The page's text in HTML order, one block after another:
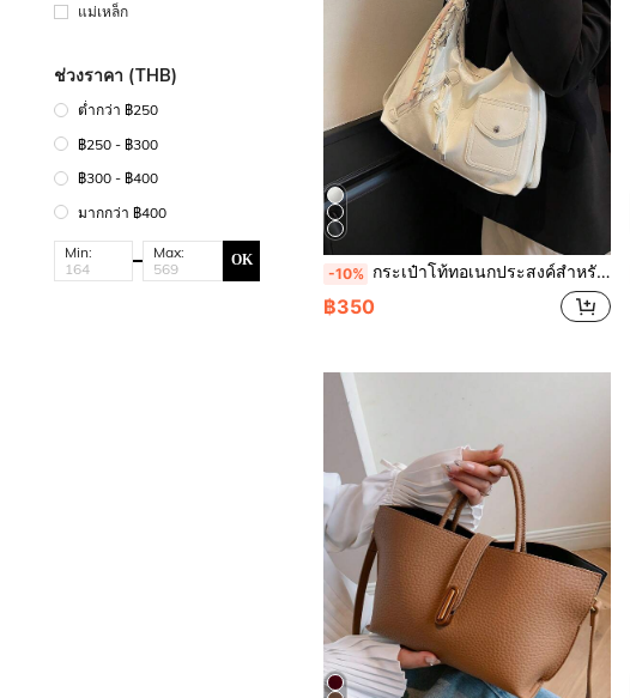
แม่เหล็ก
ช่วงราคา (THB)
ต่ำกว่า ฿250
฿250 - ฿300
฿300 - ฿400
มากกว่า ฿400
Min: Max: OK
-10% กระเป๋าโท้ทอเนกประสงค์สำหรับผู้หญิง, กระเป๋าเป้สะพายหลังและกระเป๋าสะพายข้าง 3-In-1 ความจุขนาดใหญ่ ให้ความรู้สึกหรูหรา
฿350